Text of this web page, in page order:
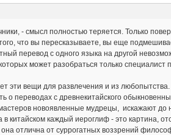
- смысл полностью теряется. Только
что вы пересказываете, вы еще
перевод с одного языка на другой
может разобраться только
эти вещи для развлечения и из
о переводах с древнекитайского
новоявленные мудрецы, искажают до
в китайском каждый иероглиф - это
отлична от суррогатных воззрений